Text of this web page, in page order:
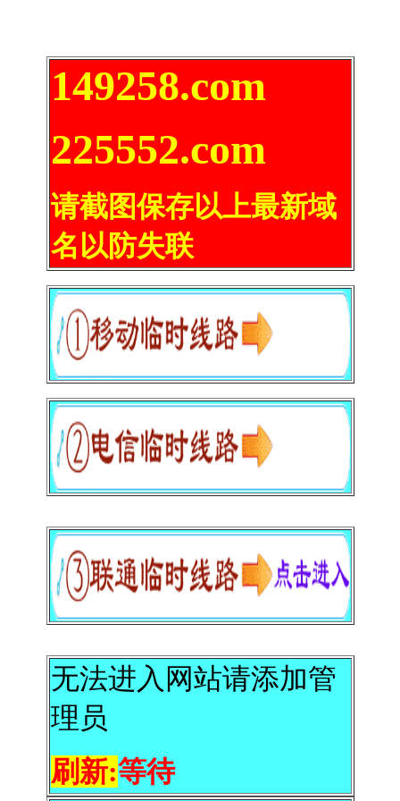
149258.com
225552.com
请截图保存以上最新域
名以防失联
无法进入网站请添加管
理员
刷新:等待